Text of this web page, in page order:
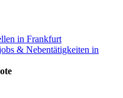
in Frankfurt
& Nebentätigkeiten in